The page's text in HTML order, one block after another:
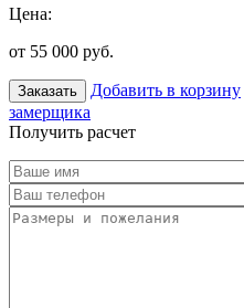
Цена:
от 55 000 руб.
Заказать Добавить в корзину
замерщика
Получить расчет